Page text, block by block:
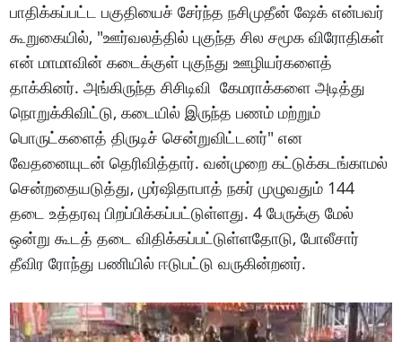
பாதிக்கப்பட்ட பகுதியைச் சேர்ந்த நசிமுதீன் ஷேக் என்பவர்
கூறுகையில், "ஊர்வலத்தில் புகுந்த சில சமூக விரோதிகள்
என் மாமாவின் கடைக்குள் புகுந்து ஊழியர்களைத்
தாக்கினர். அங்கிருந்த சிசிடிவி கேமராக்களை அடித்து
நொறுக்கிவிட்டு, கடையில் இருந்த பணம் மற்றும்
பொருட்களைத் திருடிச் சென்றுவிட்டனர்" என
வேதனையுடன் தெரிவித்தார். வன்முறை கட்டுக்கடங்காமல்
சென்றதையடுத்து, முர்ஷிதாபாத் நகர் முழுவதும் 144
தடை உத்தரவு பிறப்பிக்கப்பட்டுள்ளது. 4 பேருக்கு மேல்
ஒன்று கூடத் தடை விதிக்கப்பட்டுள்ளதோடு, போலீசார்
தீவிர ரோந்து பணியில் ஈடுபட்டு வருகின்றனர்.